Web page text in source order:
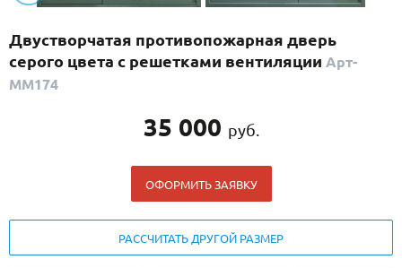
С реечным дизайном(29)
ПО НАЗНАЧЕНИЮ
ПО ОСОБЕННОСТЯМ
Популярные двери
Двери со скидкой
ДВЕРИ С ТЕРМОРАЗРЫВОМ
Двустворчатая противопожарная дверь
серого цвета с решетками вентиляции Арт-
ММ174
35 000 руб.
ОФОРМИТЬ ЗАЯВКУ
РАССЧИТАТЬ ДРУГОЙ РАЗМЕР